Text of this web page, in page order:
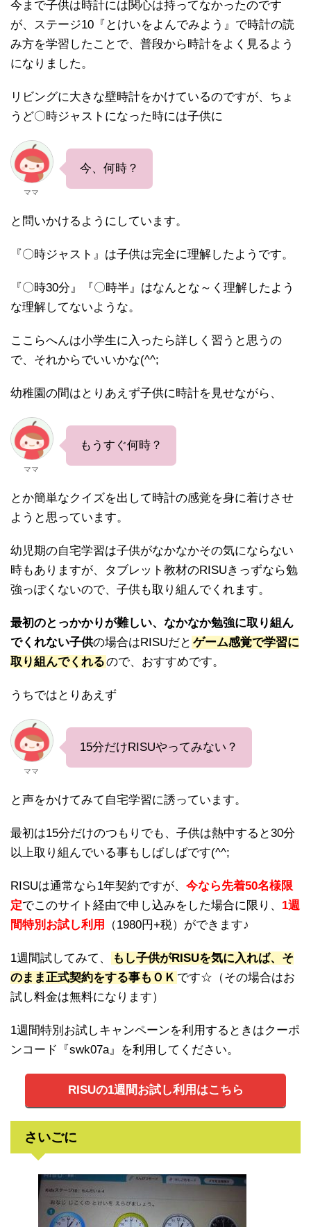
今まで子供は時計には関心は持ってなかったのです
が、ステージ10『とけいをよんでみよう』で時計の読
み方を学習したことで、普段から時計をよく見るよう
になりました。
リビングに大きな壁時計をかけているのですが、ちょ
うど〇時ジャストになった時には子供に
ママ
今、何時？
と問いかけるようにしています。
『〇時ジャスト』は子供は完全に理解したようです。
『〇時30分』『〇時半』はなんとな～く理解したよう
な理解してないような。
ここらへんは小学生に入ったら詳しく習うと思うの
で、それからでいいかな(^^;
幼稚園の間はとりあえず子供に時計を見せながら、
ママ
もうすぐ何時？
とか簡単なクイズを出して時計の感覚を身に着けさせ
ようと思っています。
幼児期の自宅学習は子供がなかなかその気にならない
時もありますが、タブレット教材のRISUきっずなら勉
強っぽくないので、子供も取り組んでくれます。
最初のとっかかりが難しい、なかなか勉強に取り組ん
でくれない子供の場合はRISUだと ゲーム感覚で学習に
取り組んでくれるので、おすすめです。
うちではとりあえず
ママ
15分だけRISUやってみない？
と声をかけてみて自宅学習に誘っています。
最初は15分だけのつもりでも、子供は熱中すると30分
以上取り組んでいる事もしばしばです(^^;
RISUは通常なら1年契約ですが、 今なら先着50名様限
定でこのサイト経由で申し込みをした場合に限り、 1週
間特別お試し利用
（1980円+税）ができます♪
1週間試してみて、
もし子供がRISUを気に入れば、そ
のまま正式契約をする事もＯＫ です☆（その場合はお
試し料金は無料になります）
1週間特別お試しキャンペーンを利用するときはクーポ
ンコード『swk07a』を利用してください。
RISUの1週間お試し利用はこちら
さいごに